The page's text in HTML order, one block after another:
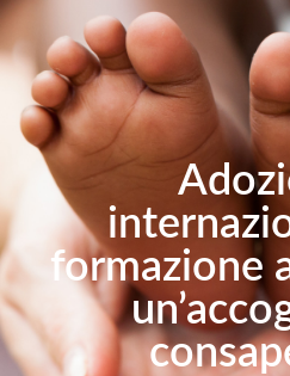
formazione